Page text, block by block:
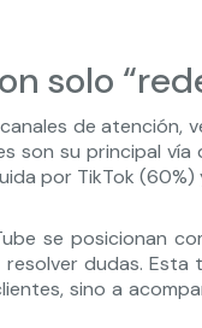
solo
de atención,
son su principal
por TikTok (60%)
se posicionan
dudas. Esta
sino a